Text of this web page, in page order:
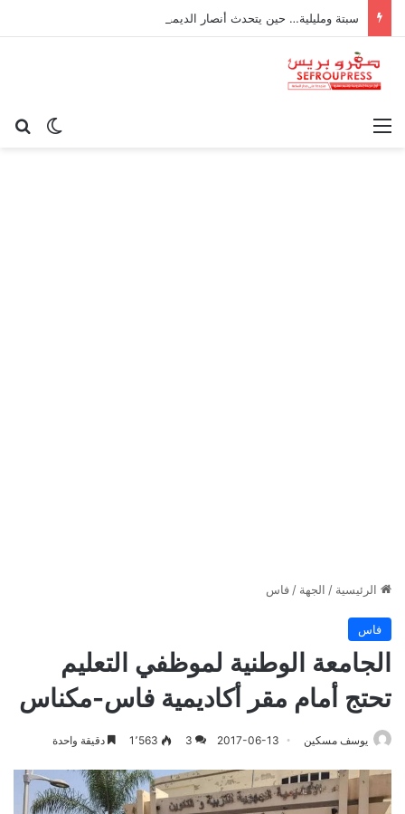
سبتة ومليلية… حين يتحدث أنصار الديمقراطية بلسان الاستعمار
الوضع القائمة
الرئيسية / الجهة / فاس
فاس
الجامعة الوطنية لموظفي التعليم
تحتج أمام مقر أكاديمية فاس-مكناس
يوسف مسكين 2017-06-13
3 1٬563 دقيقة واحدة